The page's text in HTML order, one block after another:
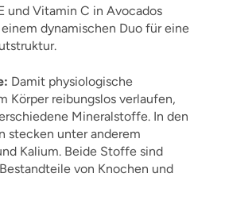
und Vitamin C in Avocados
dynamischen Duo für eine
Damit physiologische
Körper reibungslos verlaufen,
Mineralstoffe. In den
stecken unter anderem
Kalium. Beide Stoffe sind
von Knochen und